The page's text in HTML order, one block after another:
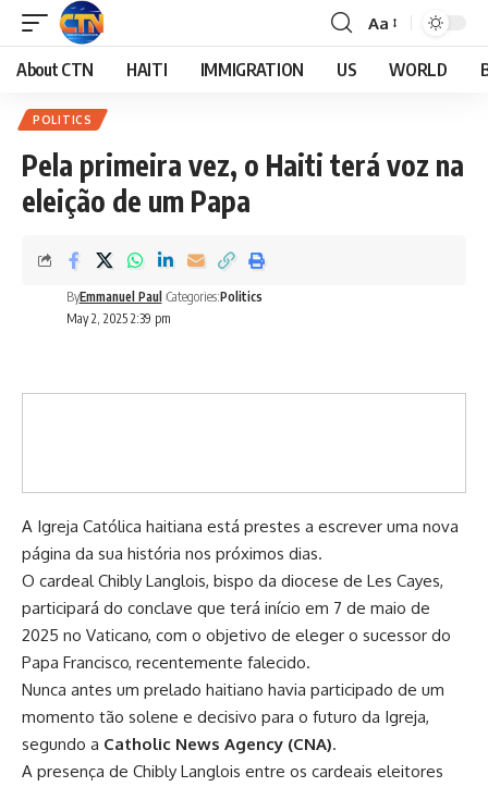
Aa
About CTN HAITI IMMIGRATION US WORLD
POLITICS
Pela primeira vez, o Haiti terá voz na
eleição de um Papa
May 2, 2025 2:39 pm
ByEmmanuel Paul Categories:Politics
A Igreja Católica haitiana está prestes a escrever uma nova
página da sua história nos próximos dias.
O cardeal Chibly Langlois, bispo da diocese de Les Cayes,
participará do conclave que terá início em 7 de maio de
2025 no Vaticano, com o objetivo de eleger o sucessor do
Papa Francisco, recentemente falecido.
Nunca antes um prelado haitiano havia participado de um
momento tão solene e decisivo para o futuro da Igreja,
segundo a Catholic News Agency (CNA).
A presença de Chibly Langlois entre os cardeais eleitores